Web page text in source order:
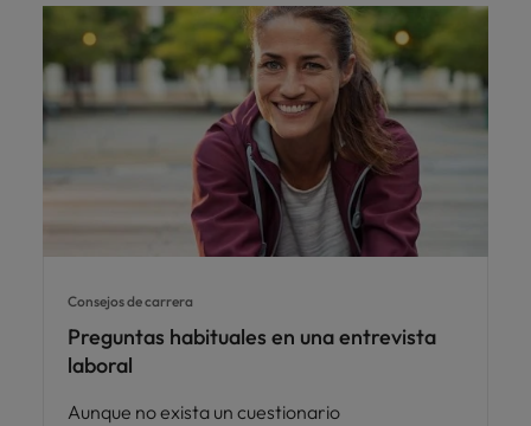
Consejos de carrera
Preguntas habituales en una entrevista
laboral
Aunque no exista un cuestionario